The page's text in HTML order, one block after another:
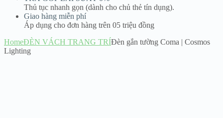
Thủ tục nhanh gọn (dành cho chủ thẻ tín dụng).
Giao hàng miễn phí
Áp dụng cho đơn hàng trên 05 triệu đồng
HomeĐÈN VÁCH TRANG TRÍĐèn gắn tường Coma | Cosmos
Lighting